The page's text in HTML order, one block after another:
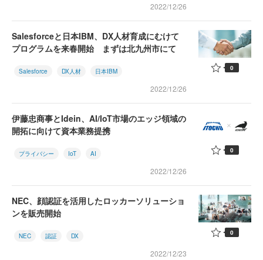
2022/12/26
Salesforceと日本IBM、DX人材育成にむけて
プログラムを来春開始 まずは北九州市にて
Salesforce DX人材 日本IBM
2022/12/26
0
伊藤忠商事とIdein、AI/IoT市場のエッジ領域の
開拓に向けて資本業務提携
プライバシー IoT AI
2022/12/26
0
NEC、顔認証を活用したロッカーソリューショ
ンを販売開始
NEC 認証 DX
2022/12/23
0